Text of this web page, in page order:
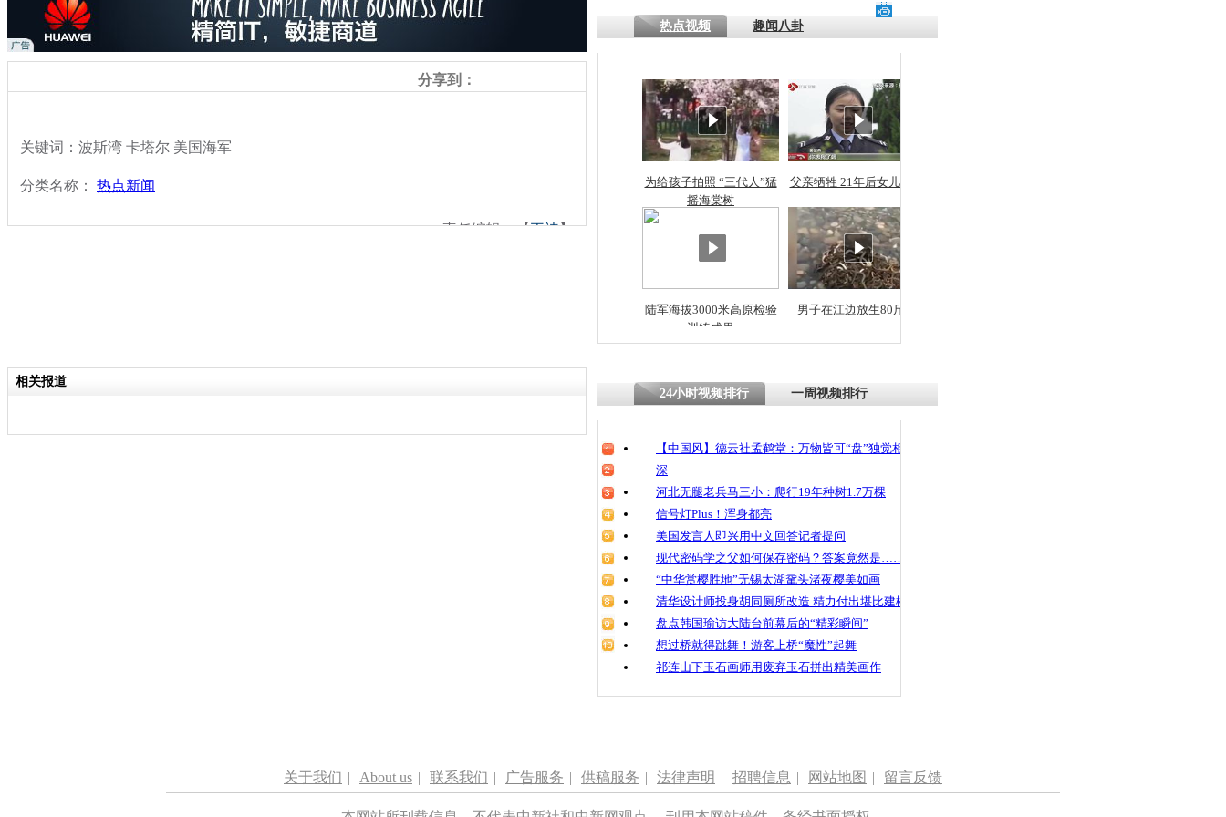
分享到：
关键词：波斯湾 卡塔尔 美国海军
分类名称： 热点新闻
责任编辑：【王祎】
热点视频 趣闻八卦
为给孩子拍照 “三代人”猛
摇海棠树
父亲牺牲 21年后女儿从警
陆军海拔3000米高原检验
训练成果
男子在江边放生80斤蛇
相关报道
24小时视频排行
一周视频排行
【中国风】德云社孟鹤堂：万物皆可“盘”独觉相声
深
河北无腿老兵马三小：爬行19年种树1.7万棵
信号灯Plus！浑身都亮
美国发言人即兴用中文回答记者提问
现代密码学之父如何保存密码？答案竟然是……
“中华赏樱胜地”无锡太湖鼋头渚夜樱美如画
清华设计师投身胡同厕所改造 精力付出堪比建楼
盘点韩国瑜访大陆台前幕后的“精彩瞬间”
想过桥就得跳舞！游客上桥“魔性”起舞
祁连山下玉石画师用废弃玉石拼出精美画作
关于我们 | About us | 联系我们 | 广告服务 | 供稿服务 | 法律声明 | 招聘信息 | 网站地图 | 留言反馈